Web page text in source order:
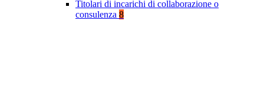
Titolari di incarichi di collaborazione o
consulenza 8